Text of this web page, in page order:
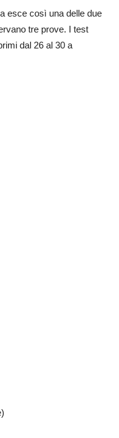
esce così una delle due
tre prove. I test
dal 26 al 30 a